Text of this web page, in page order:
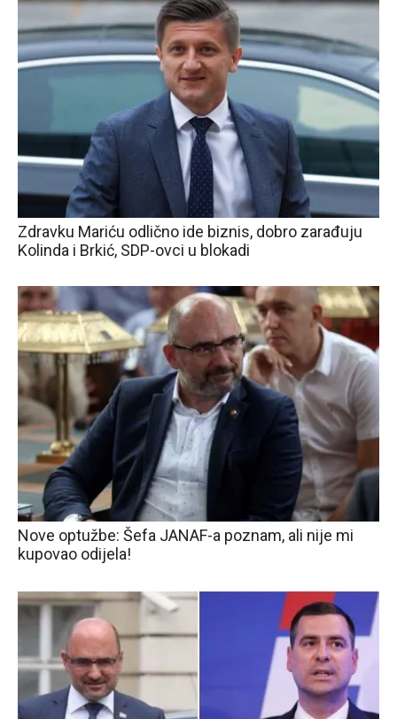
Zdravku Mariću odlično ide biznis, dobro zarađuju
Kolinda i Brkić, SDP-ovci u blokadi
Nove optužbe: Šefa JANAF-a poznam, ali nije mi
kupovao odijela!